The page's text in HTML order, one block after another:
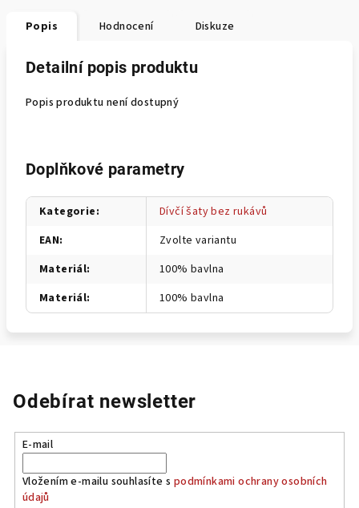
Popis Hodnocení Diskuze
Detailní popis produktu
Popis produktu není dostupný
Doplňkové parametry
Kategorie:
Dívčí šaty bez rukávů
EAN:
Zvolte variantu
Materiál:
100% bavlna
Materiál: 100% bavlna
Odebírat newsletter
E-mail
Vložením e-mailu souhlasíte s podmínkami ochrany osobních
údajů